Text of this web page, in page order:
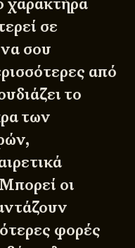
χαρακτήρα
σε
σου
από
το
των
οι
φορές